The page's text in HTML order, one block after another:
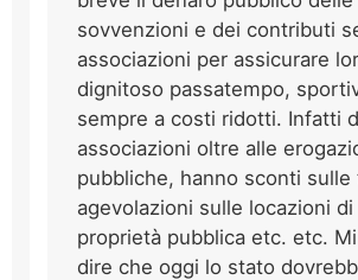
sovvenzioni e dei contributi
associazioni per assicurare
dignitoso passatempo,
sempre a costi ridotti. Infatti
associazioni oltre alle
pubbliche, hanno sconti sulle
agevolazioni sulle locazioni
proprietà pubblica etc. etc.
dire che oggi lo stato